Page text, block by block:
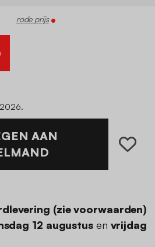
rode prijs
AAN
(zie voorwaarden)
12 augustusen vrijdag